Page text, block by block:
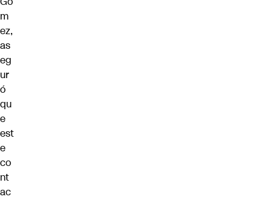
m
ez,
as
eg
ur
ó
qu
e
est
e
co
nt
ac